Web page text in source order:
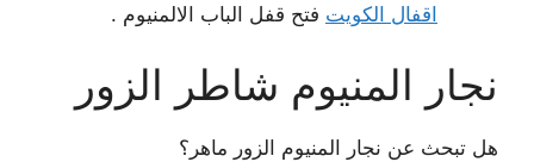
اقفال الكويت فتح قفل الباب الالمنيوم .
نجار المنيوم شاطر الزور
هل تبحث عن نجار المنيوم الزور ماهر؟